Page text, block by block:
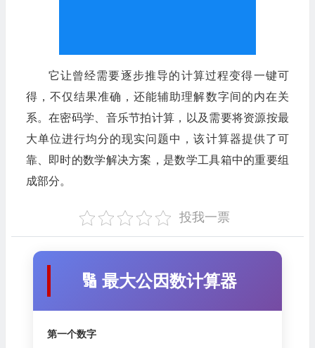
它让曾经需要逐步推导的计算过程变得一键可
得，不仅结果准确，还能辅助理解数字间的内在关
系。在密码学、音乐节拍计算，以及需要将资源按最
大单位进行均分的现实问题中，该计算器提供了可
靠、即时的数学解决方案，是数学工具箱中的重要组
成部分。
投我一票
🔢 最大公因数计算器
第一个数字